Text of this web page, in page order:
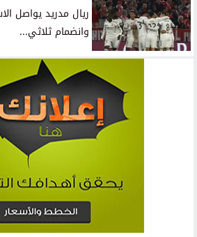
ريال مدريد يواصل
وانضمام ثلاثي...